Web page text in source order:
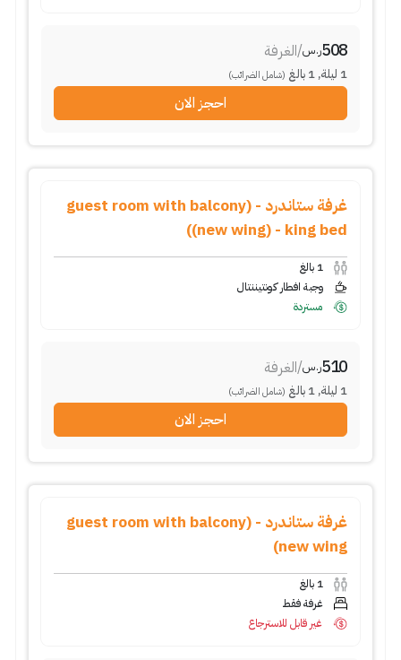
508ر.س/الغرفة
1 ليلة,
1 بالغ (شامل الضرائب)
احجز الان
غرفة ستاندرد - (guest room with balcony
(new wing) - king bed)
1 بالغ
وجبة افطار كونتيننتال
مستردة
510ر.س/الغرفة
1 ليلة,
1 بالغ (شامل الضرائب)
احجز الان
غرفة ستاندرد - (guest room with balcony
new wing)
1 بالغ
غرفة فقط
غير قابل للاسترجاع